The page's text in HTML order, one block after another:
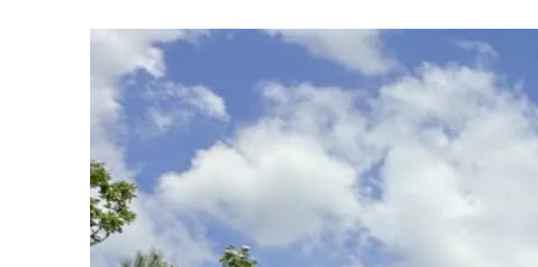
7/26（
る挑戦